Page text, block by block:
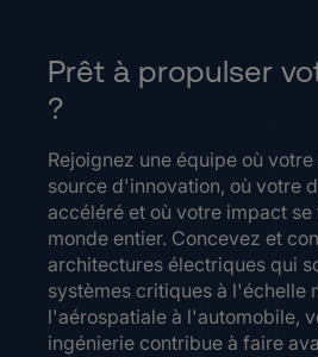
Prêt à propulser
?
Rejoignez une équipe où
source d'innovation, où votre
accéléré et où votre impact
monde entier. Concevez et
architectures électriques qui
systèmes critiques à l'échelle
l'aérospatiale à l'automobile,
ingénierie contribue à faire